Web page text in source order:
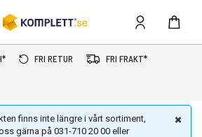
FRI RETUR FRI FRAKT*
finns inte längre i vårt sortiment,
gärna på 031-710 20 00 eller